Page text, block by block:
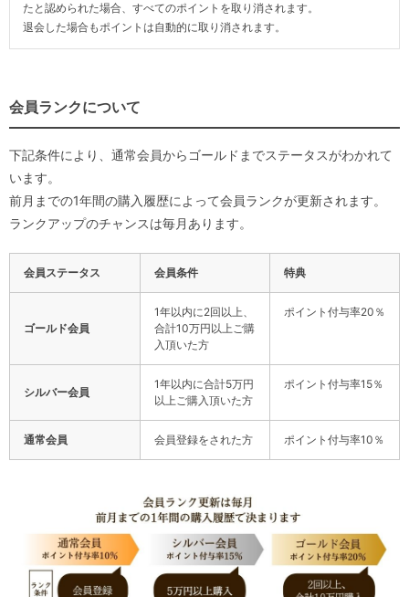
たと認められた場合、すべてのポイントを取り消されます。
退会した場合もポイントは自動的に取り消されます。
会員ランクについて
下記条件により、通常会員からゴールドまでステータスがわかれて
います。
前月までの1年間の購入履歴によって会員ランクが更新されます。
ランクアップのチャンスは毎月あります。
会員ステータス 会員条件 特典
ゴールド会員
1年以内に2回以上、
合計10万円以上ご購
入頂いた方
ポイント付与率20％
シルバー会員
1年以内に合計5万円
以上ご購入頂いた方
ポイント付与率15％
通常会員 会員登録をされた方 ポイント付与率10％